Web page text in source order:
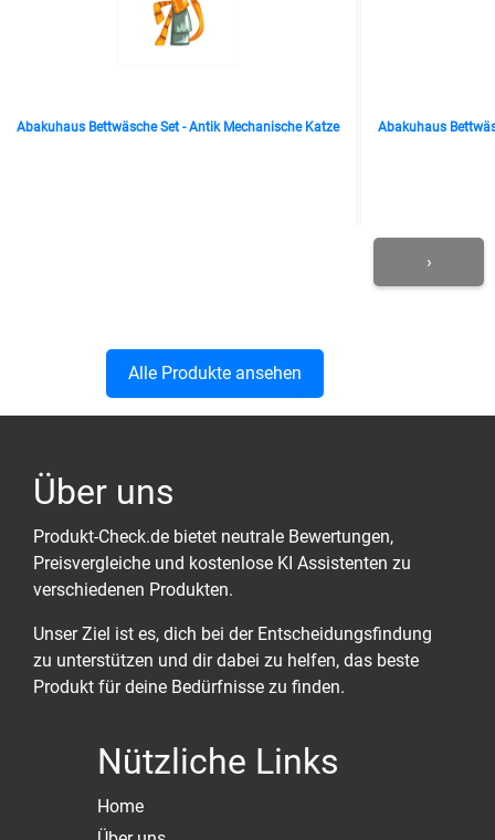
Abakuhaus Bettwäsche Set - Antik Mechanische Katze Abakuhaus
›
Alle Produkte ansehen
Über uns
Produkt-Check.de bietet neutrale Bewertungen,
Preisvergleiche und kostenlose KI Assistenten zu
verschiedenen Produkten.
Unser Ziel ist es, dich bei der Entscheidungsfindung
zu unterstützen und dir dabei zu helfen, das beste
Produkt für deine Bedürfnisse zu finden.
Nützliche Links
Home